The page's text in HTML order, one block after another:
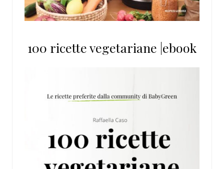
100 ricette vegetariane |ebook